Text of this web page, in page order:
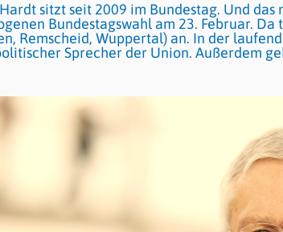
sitzt seit 2009 im Bundestag. Und
Bundestagswahl am 23. Februar.
Remscheid, Wuppertal) an. In der
Sprecher der Union. Außerdem